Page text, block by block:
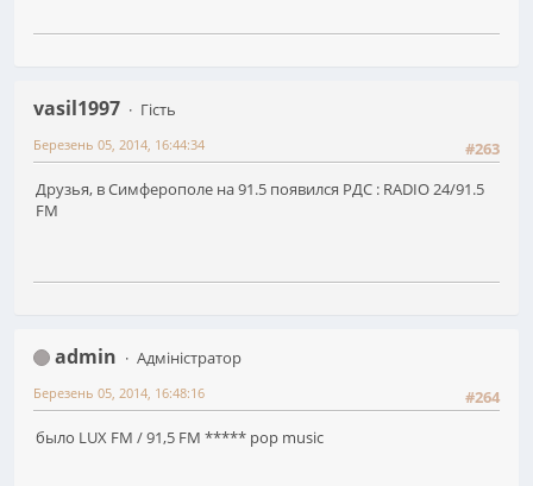
vasil1997
Гість
#263
Березень 05, 2014, 16:44:34
Друзья, в Симферополе на 91.5 появился РДС : RADIO 24/91.5
FM
admin
Адміністратор
#264
Березень 05, 2014, 16:48:16
было LUX FM / 91,5 FM ***** pop music